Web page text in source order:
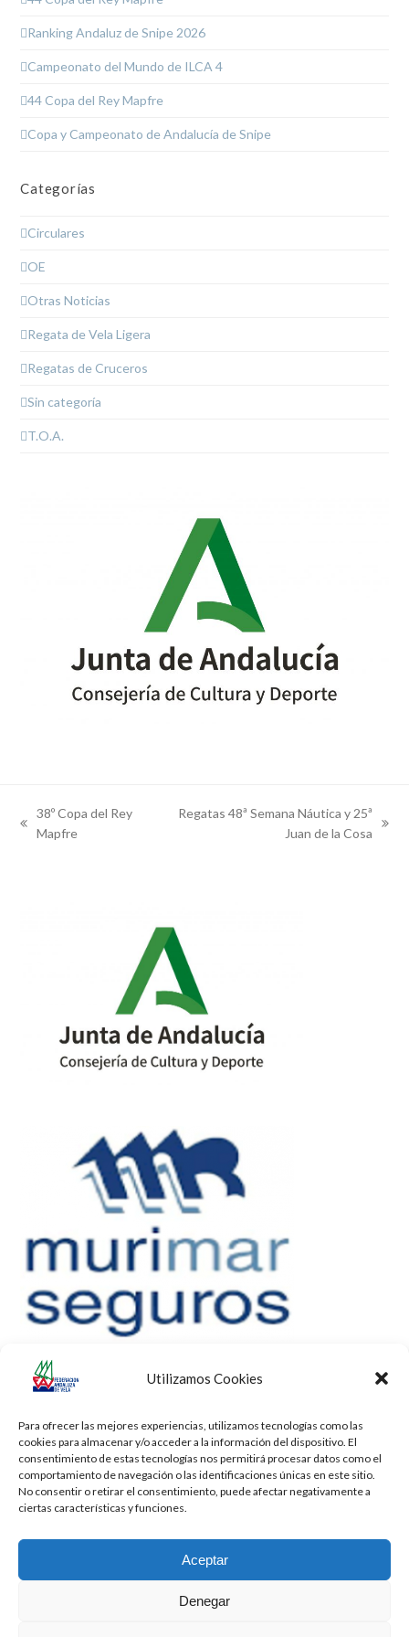
Utilizamos Cookies
Para ofrecer las mejores experiencias, utilizamos tecnologías como las
cookies para almacenar y/o acceder a la información del dispositivo. El
consentimiento de estas tecnologías nos permitirá procesar datos como el
comportamiento de navegación o las identificaciones únicas en este sitio.
No consentir o retirar el consentimiento, puede afectar negativamente a
ciertas características y funciones.
Aceptar
Denegar
Ranking Andaluz de Snipe 2026
Campeonato del Mundo de ILCA 4
44 Copa del Rey Mapfre
Copa y Campeonato de Andalucía de Snipe
Categorías
Circulares
OE
Otras Noticias
Regata de Vela Ligera
Regatas de Cruceros
Sin categoría
T.O.A.
previous
38º Copa del Rey
Mapfre
Regatas 48ª Semana Náutica y 25ª
Juan de la Cosa